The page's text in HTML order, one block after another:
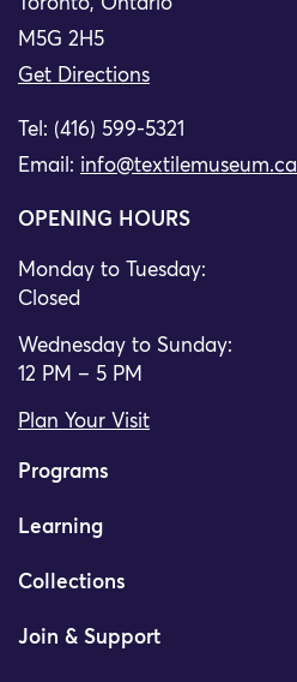
Toronto, Ontario
M5G 2H5
Get Directions
Tel: (416) 599-5321
Email: info@textilemuseum.ca
OPENING HOURS
Monday to Tuesday:
Closed
Wednesday to Sunday:
12 PM – 5 PM
Plan Your Visit
Programs
Learning
Collections
Join & Support